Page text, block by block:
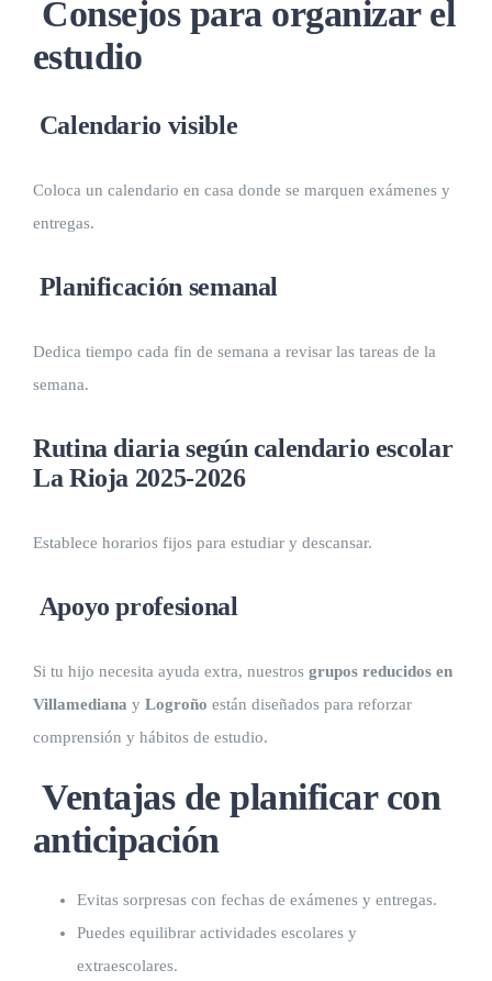
Consejos para organizar el
estudio
Calendario visible
Coloca un calendario en casa donde se marquen exámenes y
entregas.
Planificación semanal
Dedica tiempo cada fin de semana a revisar las tareas de la
semana.
Rutina diaria según calendario escolar
La Rioja 2025-2026
Establece horarios fijos para estudiar y descansar.
Apoyo profesional
Si tu hijo necesita ayuda extra, nuestros grupos reducidos en
Villamediana y Logroño están diseñados para reforzar
comprensión y hábitos de estudio.
Ventajas de planificar con
anticipación
Evitas sorpresas con fechas de exámenes y entregas.
Puedes equilibrar actividades escolares y
extraescolares.